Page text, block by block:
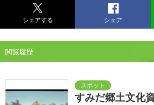
シェアする シェア
閲覧履歴
すみだ郷土文化